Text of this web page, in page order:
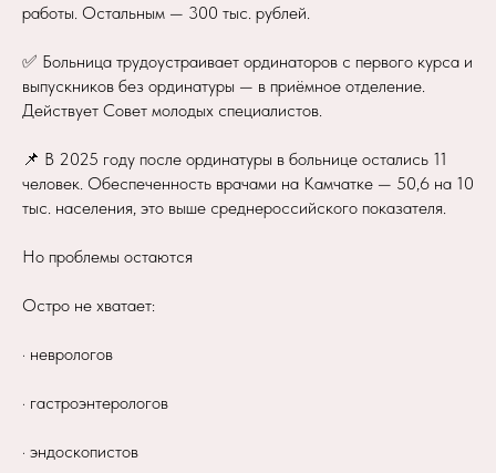
работы. Остальным — 300 тыс. рублей.
✅ Больница трудоустраивает ординаторов с первого курса и
выпускников без ординатуры — в приёмное отделение.
Действует Совет молодых специалистов.
📌 В 2025 году после ординатуры в больнице остались 11
человек. Обеспеченность врачами на Камчатке — 50,6 на 10
тыс. населения, это выше среднероссийского показателя.
Но проблемы остаются
Остро не хватает:
· неврологов
· гастроэнтерологов
· эндоскопистов